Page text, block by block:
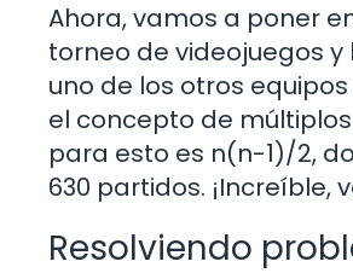
Ahora, vamos a poner
torneo de videojuegos
uno de los otros
el concepto de
para esto es n(n-1)/2,
630 partidos. ¡Increíble,
Resolviendo